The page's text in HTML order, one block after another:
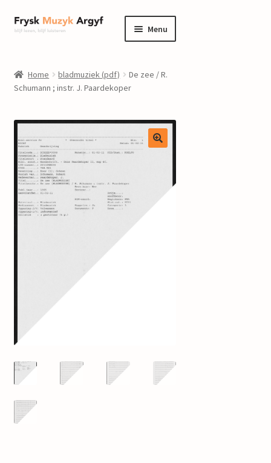
Ga
door
navigatie
Ga
naar
inhoud
Menu
informatie
winkel
Submenu
uitvouwen
Componisten
nieuws
events
Home bladmuziek (pdf)
De zee / R.
Schumann ; instr. J. Paardekoper